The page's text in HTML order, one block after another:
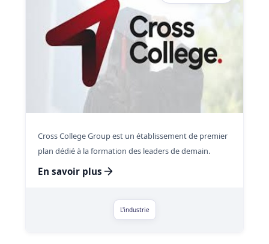
Cross College Group est un établissement de premier
plan dédié à la formation des leaders de demain.
En savoir plus
L'industrie